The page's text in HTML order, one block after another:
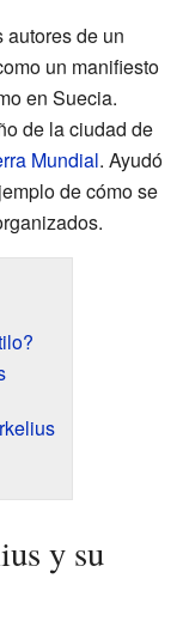
autores de un
un manifiesto
en Suecia.
de la ciudad de
Mundial. Ayudó
de cómo se
y su